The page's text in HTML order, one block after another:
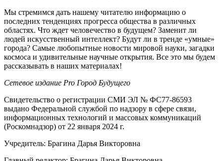
Мы стремимся дать нашему читателю информацию о
последних тенденциях прогресса общества в различных
областях. Что ждет человечество в будущем? Заменит ли
людей искусственный интеллект? Будут ли в тренде «умные»
города? Самые любопытные новости мировой науки, загадки
космоса и удивительные научные открытия. Все это мы будем
рассказывать в наших материалах!
Сетевое издание Pro Город Будущего
Свидетельство о регистрации СМИ ЭЛ № ФС77-86593
выдано Федеральной службой по надзору в сфере связи,
информационных технологий и массовых коммуникаций
(Роскомнадзор) от 22 января 2024 г.
Учредитель: Брагина Дарья Викторовна